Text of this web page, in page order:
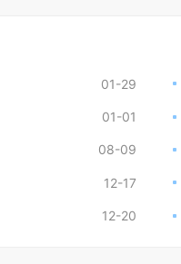
01-29
01-01
08-09
12-17
12-20